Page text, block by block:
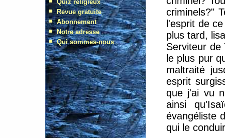
criminels?"
l'esprit de
plus tard,
Serviteur de
le plus pur
maltraité
esprit
que j'ai vu
ainsi
évangéliste
qui le